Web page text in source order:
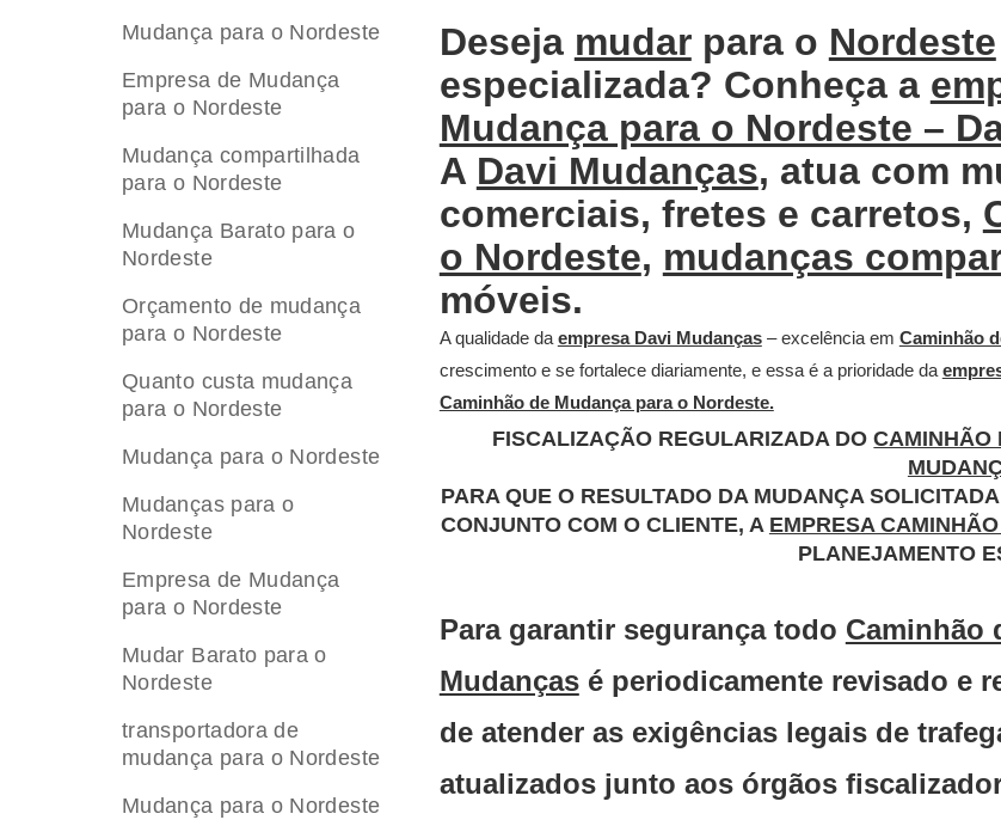
Mudança para o Nordeste
Empresa de Mudança
para o Nordeste
Mudança compartilhada
para o Nordeste
Mudança Barato para o
Nordeste
Orçamento de mudança
para o Nordeste
Quanto custa mudança
para o Nordeste
Mudança para o Nordeste
Mudanças para o
Nordeste
Empresa de Mudança
para o Nordeste
Mudar Barato para o
Nordeste
transportadora de
mudança para o Nordeste
Mudança para o Nordeste
Deseja mudarpara o Nordeste
especializada? Conheça a
Mudança para o Nordeste –
A Davi Mudanças, atua com
comerciais, fretes e carretos,
o Nordeste, mudanças
móveis.
A qualidade da empresa Davi Mudanças– excelência em Caminhão
crescimento e se fortalece diariamente, e essa é a prioridade da
Caminhão de Mudança para o Nordeste.
FISCALIZAÇÃO REGULARIZADA DOCAMINHÃO
PARA QUE O RESULTADO DA MUDANÇA
CONJUNTO COM O CLIENTE, A EMPRESA
PLANEJAMENTO
Para garantir segurança todo Caminhão
Mudançasé periodicamente revisado e
de atender as exigências legais de
atualizados junto aos órgãos